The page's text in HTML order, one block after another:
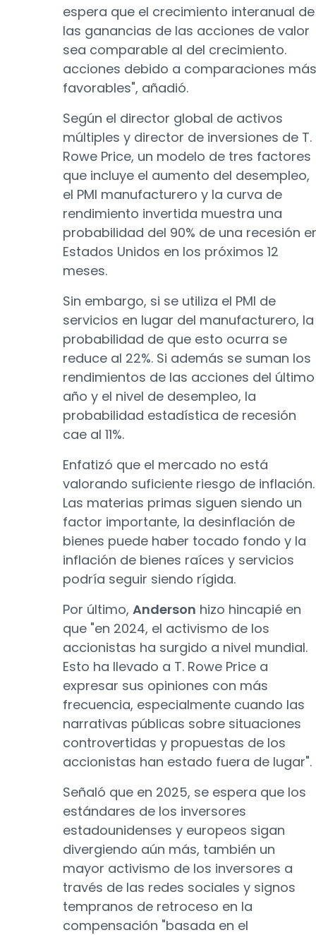
espera que el crecimiento interanual de
las ganancias de las acciones de valor
sea comparable al del crecimiento.
acciones debido a comparaciones más
favorables", añadió.
Según el director global de activos
múltiples y director de inversiones de T.
Rowe Price, un modelo de tres factores
que incluye el aumento del desempleo,
el PMI manufacturero y la curva de
rendimiento invertida muestra una
probabilidad del 90% de una recesión
Estados Unidos en los próximos 12
meses.
Sin embargo, si se utiliza el PMI de
servicios en lugar del manufacturero, la
probabilidad de que esto ocurra se
reduce al 22%. Si además se suman los
rendimientos de las acciones del último
año y el nivel de desempleo, la
probabilidad estadística de recesión
cae al 11%.
Enfatizó que el mercado no está
valorando suficiente riesgo de inflación.
Las materias primas siguen siendo un
factor importante, la desinflación de
bienes puede haber tocado fondo y la
inflación de bienes raíces y servicios
podría seguir siendo rígida.
Por último, Anderson hizo hincapié en
que "en 2024, el activismo de los
accionistas ha surgido a nivel mundial.
Esto ha llevado a T. Rowe Price a
expresar sus opiniones con más
frecuencia, especialmente cuando las
narrativas públicas sobre situaciones
controvertidas y propuestas de los
accionistas han estado fuera de lugar".
Señaló que en 2025, se espera que los
estándares de los inversores
estadounidenses y europeos sigan
divergiendo aún más, también un
mayor activismo de los inversores a
través de las redes sociales y signos
tempranos de retroceso en la
compensación "basada en el